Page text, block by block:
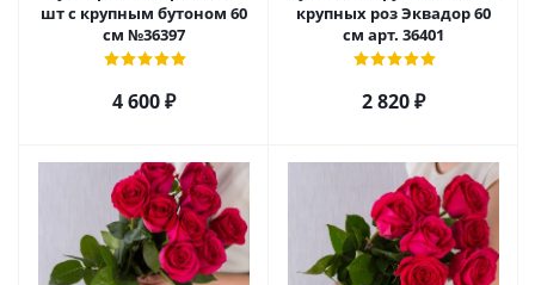
шт с крупным бутоном 60
см №36397
4 600₽
крупных роз Эквадор 60
см арт. 36401
2 820₽